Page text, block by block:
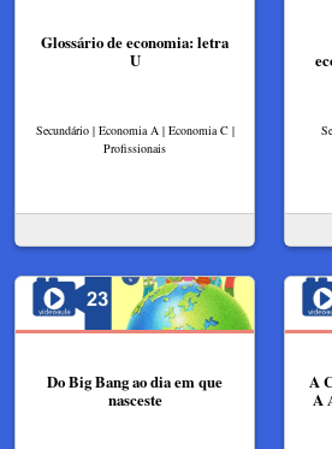
Glossário de economia: letra
U
Secundário | Economia A | Economia C |
Profissionais
Do Big Bang ao dia em que
nasceste
A
A